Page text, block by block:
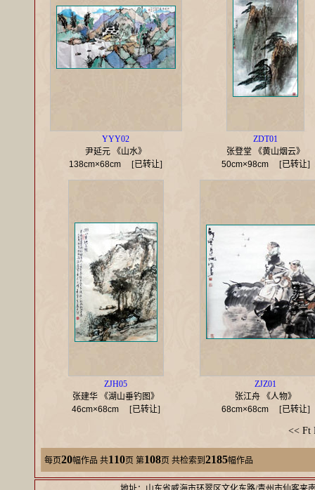
YYY02
尹延元 《山水》
138cm×68cm
[已转让]
ZDT01
张登堂 《黄山烟云》
50cm×98cm
[已转让]
ZJH05
张建华 《湖山垂钓图》
46cm×68cm
[已转让]
ZJZ01
张江舟 《人物》
68cm×68cm
[已转让]
<< Ft
每页20幅作品 共110页 第108页 共检索到 2185幅作品